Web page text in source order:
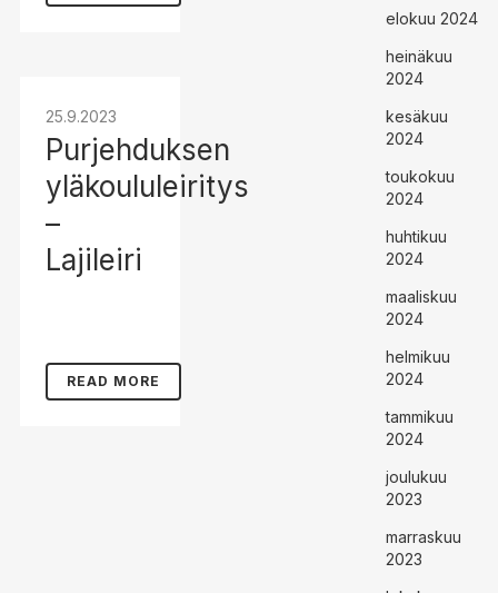
25.9.2023
Purjehduksen
yläkoululeiritys
–
Lajileiri
READ MORE
elokuu 2024
heinäkuu
2024
kesäkuu
2024
toukokuu
2024
huhtikuu
2024
maaliskuu
2024
helmikuu
2024
tammikuu
2024
joulukuu
2023
marraskuu
2023